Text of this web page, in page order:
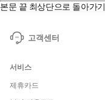
본문 끝 최상단으로 돌아가기
고객센터
서비스
제휴카드